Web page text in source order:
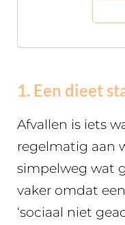
1. Een dieet
Afvallen is iets
regelmatig aan
simpelweg wat
vaker omdat
‘sociaal niet